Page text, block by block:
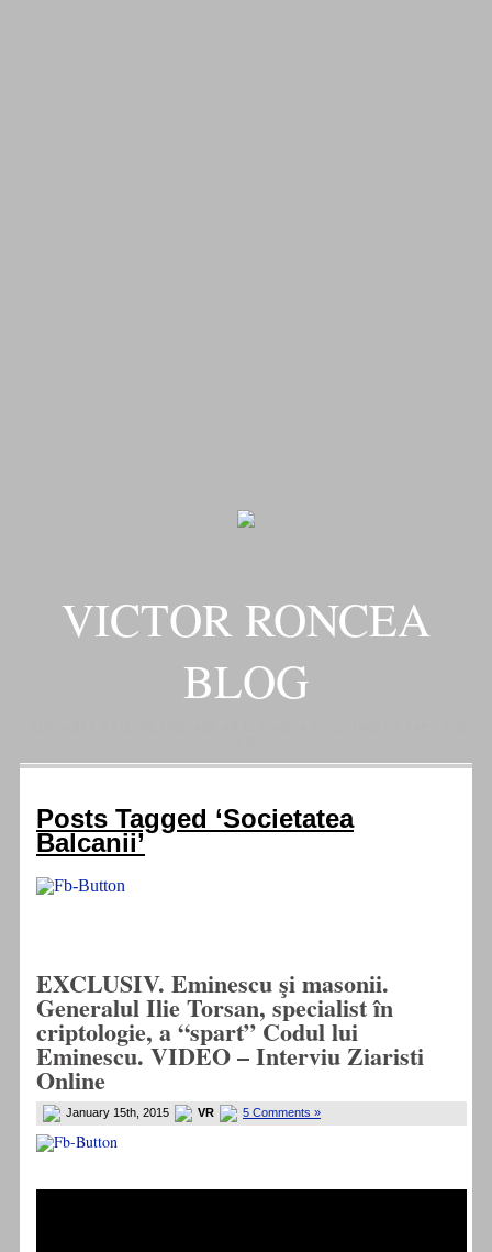
VICTOR RONCEA
BLOG
Posts Tagged ‘Societatea
Balcanii’
EXCLUSIV. Eminescu şi masonii.
Generalul Ilie Torsan, specialist în
criptologie, a “spart” Codul lui
Eminescu. VIDEO – Interviu Ziaristi
Online
January 15th, 2015 VR 5 Comments »